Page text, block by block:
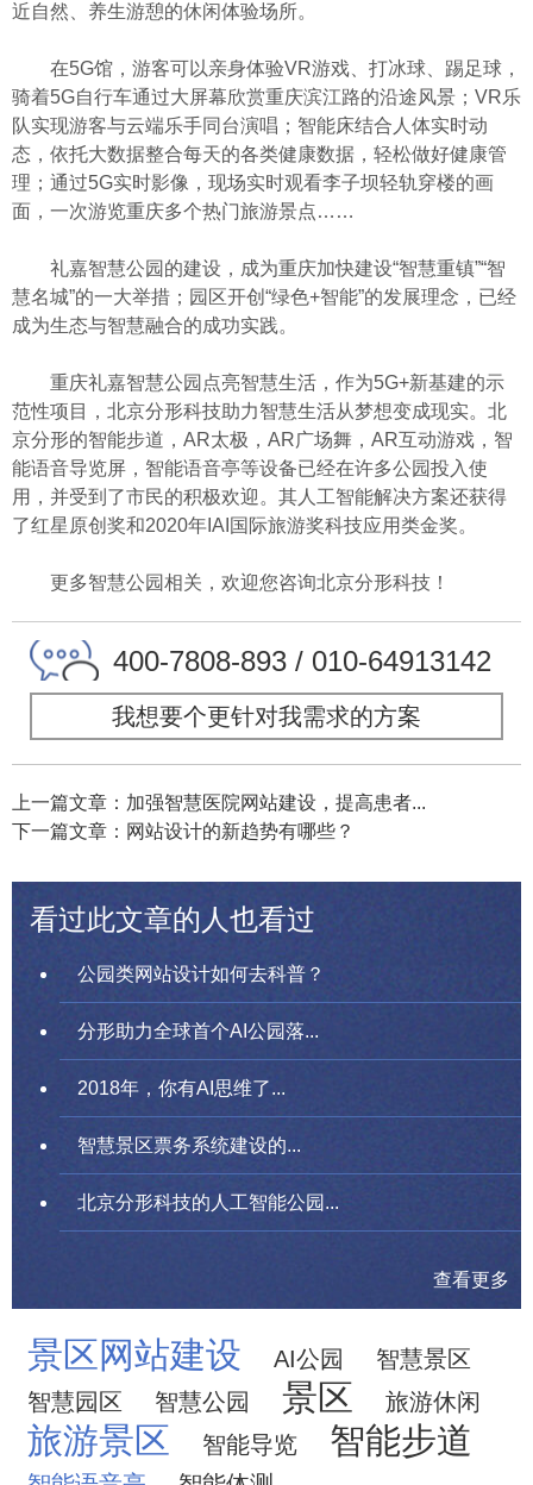
近自然、养生游憩的休闲体验场所。
在5G馆，游客可以亲身体验VR游戏、打冰球、踢足球，
骑着5G自行车通过大屏幕欣赏重庆滨江路的沿途风景；VR乐
队实现游客与云端乐手同台演唱；智能床结合人体实时动
态，依托大数据整合每天的各类健康数据，轻松做好健康管
理；通过5G实时影像，现场实时观看李子坝轻轨穿楼的画
面，一次游览重庆多个热门旅游景点……
礼嘉智慧公园的建设，成为重庆加快建设“智慧重镇”“智
慧名城”的一大举措；园区开创“绿色+智能”的发展理念，已经
成为生态与智慧融合的成功实践。
重庆礼嘉智慧公园点亮智慧生活，作为5G+新基建的示
范性项目，北京分形科技助力智慧生活从梦想变成现实。北
京分形的智能步道，AR太极，AR广场舞，AR互动游戏，智
能语音导览屏，智能语音亭等设备已经在许多公园投入使
用，并受到了市民的积极欢迎。其人工智能解决方案还获得
了红星原创奖和2020年IAI国际旅游奖科技应用类金奖。
更多智慧公园相关，欢迎您咨询北京分形科技！
400-7808-893 / 010-64913142
我想要个更针对我需求的方案
上一篇文章：加强智慧医院网站建设，提高患者...
下一篇文章：网站设计的新趋势有哪些？
看过此文章的人也看过
公园类网站设计如何去科普？
分形助力全球首个AI公园落...
2018年，你有AI思维了...
智慧景区票务系统建设的...
北京分形科技的人工智能公园...
查看更多
景区网站建设 AI公园
智慧景区
智慧园区
智慧公园 景区 旅游休闲
旅游景区 智能导览 智能步道